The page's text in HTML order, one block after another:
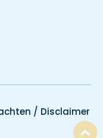
/ Disclaimer